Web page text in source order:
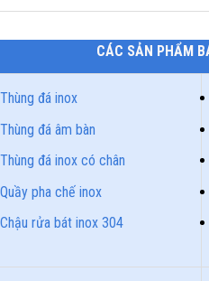
CÁC SẢN PHẨM
Thùng đá inox
Thùng đá âm bàn
Thùng đá inox có chân
Quầy pha chế inox
Chậu rửa bát inox 304